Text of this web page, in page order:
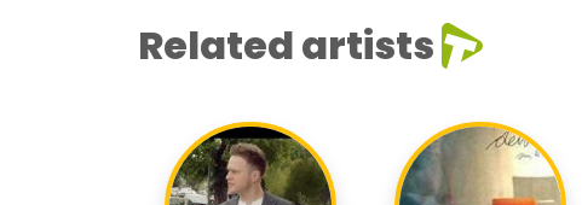
Related artists